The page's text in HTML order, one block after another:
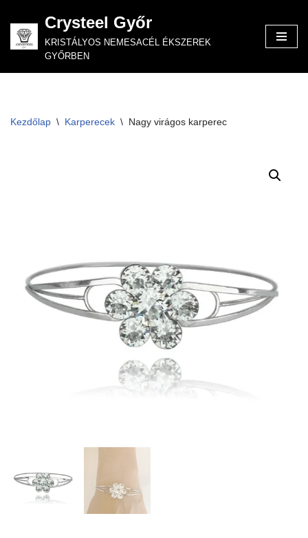
Skip
to
Crysteel Győr
KRISTÁLYOS NEMESACÉL ÉKSZEREK
GYŐRBEN
Kezdőlap \ Karperecek \ Nagy virágos karperec